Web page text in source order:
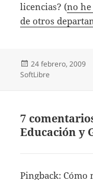
licencias? (no
de otros
Publicado
el
24 febrero, 2009
SoftLibre
7
Educación y
Pingback:Cómo